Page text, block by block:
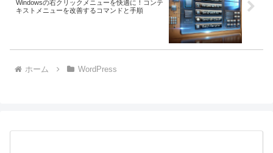
Windowsの右クリックメニューを快適に！コンテ
キストメニューを改善するコマンドと手順
ホーム WordPress